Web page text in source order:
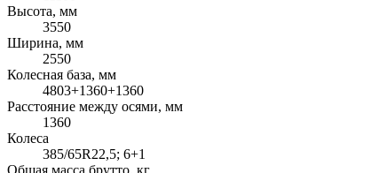
Высота, мм
3550
Ширина, мм
2550
Колесная база, мм
4803+1360+1360
Расстояние между осями, мм
1360
Колеса
385/65R22,5; 6+1
Общая масса брутто, кг